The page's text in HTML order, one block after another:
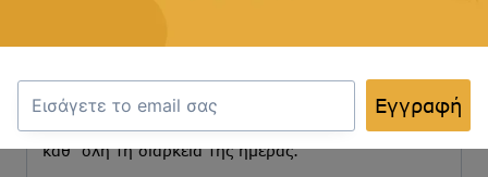
Ιδανικό για καθημερινές εμφανίσεις και επίσημες
περιστάσεις, με μοντέρνο σχέδιο και τέλεια
εφαρμογή, για να σας κρατά άνετους και κομψούς
καθ’ όλη τη διάρκεια της ημέρας.
Εγγραφή